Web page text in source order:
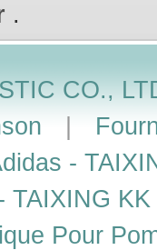
.
CO.,
-
TAIXING
Pour